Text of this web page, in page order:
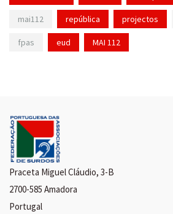
mai112 república projectos
fpas eud MAI 112
Praceta Miguel Cláudio, 3-B
2700-585 Amadora
Portugal